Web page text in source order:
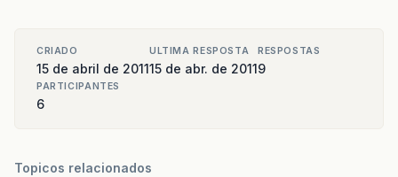
CRIADO
15 de abril de 2011
ULTIMA RESPOSTA
15 de abr. de 2011
RESPOSTAS
9
PARTICIPANTES
6
Topicos relacionados